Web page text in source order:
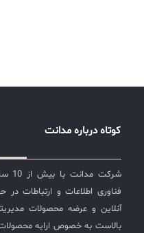
کوتاه درباره مدانت
آنلاین و عرضه محصولات
بالاست به خصوص ارایه